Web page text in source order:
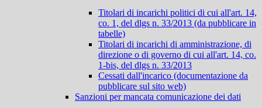
Titolari di incarichi politici di cui all'art. 14,
co. 1, del dlgs n. 33/2013 (da pubblicare in
tabelle)
Titolari di incarichi di amministrazione, di
direzione o di governo di cui all'art. 14, co.
1-bis, del dlgs n. 33/2013
Cessati dall'incarico (documentazione da
pubblicare sul sito web)
Sanzioni per mancata comunicazione dei dati